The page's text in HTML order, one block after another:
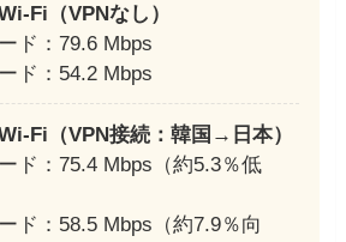
Fi（VPNなし）
ド：79.6 Mbps
ド：54.2 Mbps
Fi（VPN接続：韓国→日本）
ド：75.4 Mbps（約5.3％低
ド：58.5 Mbps（約7.9％向